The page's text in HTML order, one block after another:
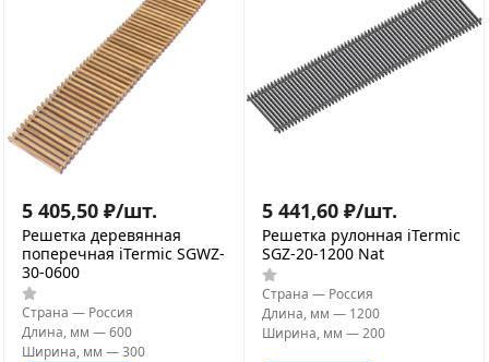
5 405,50 ₽/шт.
Решетка деревянная
поперечная iTermic SGWZ-
30-0600
Страна — Россия
Длина, мм —600
Ширина, мм —300
5 441,60 ₽/шт.
Решетка рулонная iTermic
SGZ-20-1200 Nat
Страна — Россия
Длина, мм — 1200
Ширина, мм —200